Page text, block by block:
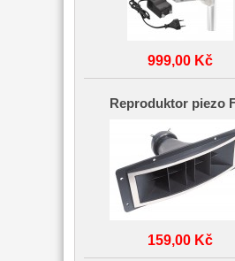
999,00 Kč
Reproduktor piezo
159,00 Kč